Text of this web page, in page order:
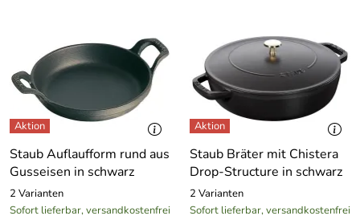
Staub Auflaufform rund aus
Gusseisen in schwarz
2 Varianten
Sofort lieferbar, versandkostenfrei
Staub Bräter mit Chistera
Drop-Structure in schwarz
2 Varianten
Sofort lieferbar, versandkostenfrei